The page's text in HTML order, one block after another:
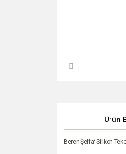
Ürün
Beren Şeffaf Silikon